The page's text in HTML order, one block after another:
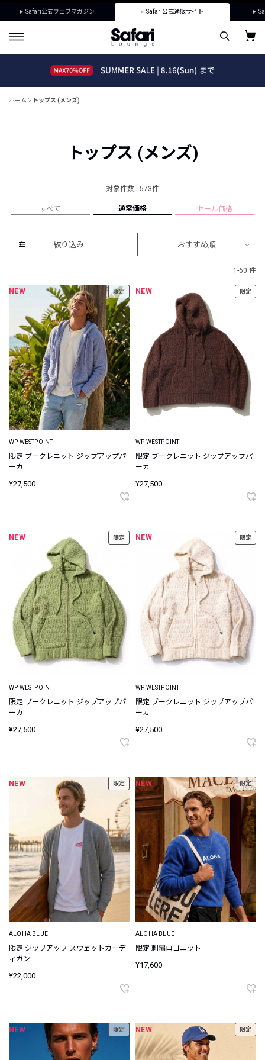
Safari公式ウェブマガジン Safari公式通販サイト
ホーム トップス (メンズ)
トップス (メンズ)
対象件数 : 573件
すべて 通常価格 セール価格
絞り込み おすすめ順
1-60 件
NEW 限定
WP WESTPOINT
限定 ブークレニット ジップアップパ
ーカ
¥27,500
NEW 限定
WP WESTPOINT
限定 ブークレニット ジップアップパ
ーカ
¥27,500
NEW 限定
WP WESTPOINT
限定 ブークレニット ジップアップパ
ーカ
¥27,500
NEW 限定
WP WESTPOINT
限定 ブークレニット ジップアップパ
ーカ
¥27,500
NEW 限定
ALOHA BLUE
限定 ジップアップ スウェットカーデ
ィガン
¥22,000
NEW 限定
ALOHA BLUE
限定 刺繍ロゴニット
¥17,600
NEW 限定 NEW 限定